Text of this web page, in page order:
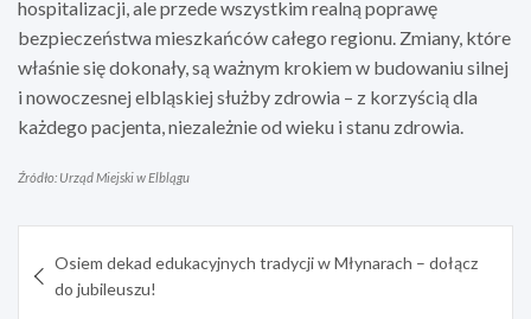
hospitalizacji, ale przede wszystkim realną poprawę
bezpieczeństwa mieszkańców całego regionu. Zmiany, które
właśnie się dokonały, są ważnym krokiem w budowaniu silnej
i nowoczesnej elbląskiej służby zdrowia – z korzyścią dla
każdego pacjenta, niezależnie od wieku i stanu zdrowia.
Źródło: Urząd Miejski w Elblągu
wpisu
Osiem dekad edukacyjnych tradycji w Młynarach – dołącz
do jubileuszu!